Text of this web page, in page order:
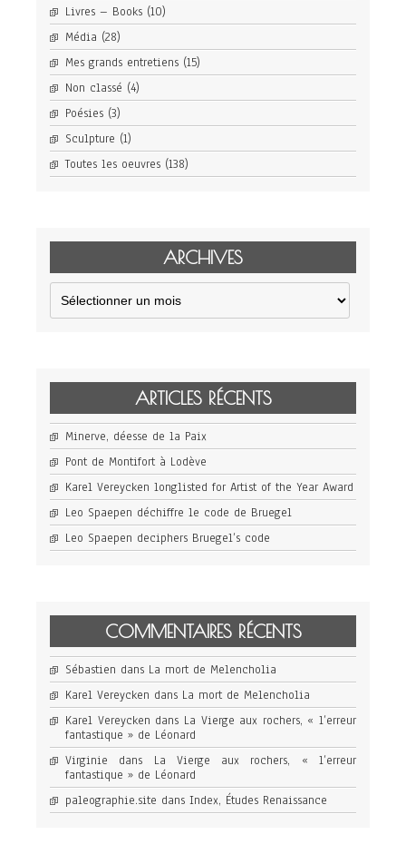
Livres – Books (10)
Média (28)
Mes grands entretiens (15)
Non classé (4)
Poésies (3)
Sculpture (1)
Toutes les oeuvres (138)
ARCHIVES
Archives
ARTICLES RÉCENTS
Minerve, déesse de la Paix
Pont de Montifort à Lodève
Karel Vereycken longlisted for Artist of the Year Award
Leo Spaepen déchiffre le code de Bruegel
Leo Spaepen deciphers Bruegel’s code
COMMENTAIRES RÉCENTS
Sébastien dans La mort de Melencholia
Karel Vereycken dans La mort de Melencholia
Karel Vereycken dans La Vierge aux rochers, « l’erreur
fantastique » de Léonard
Virginie dans La Vierge aux rochers, « l’erreur
fantastique » de Léonard
paleographie.site dans Index, Études Renaissance